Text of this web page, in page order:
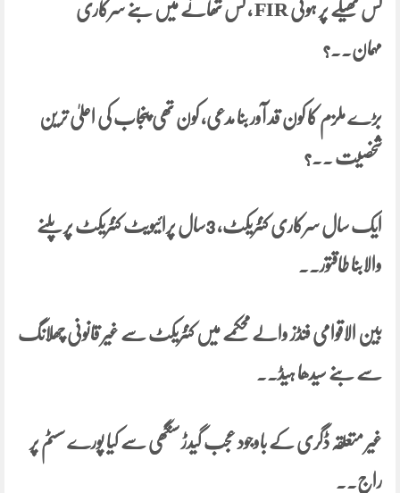
کس ٹھیکے پر ہوئی FIR ، کس تھانے میں بنے سرکاری
مہمان۔۔؟
بڑے ملزم کا کون قد آور بنا مدعی، کون تھی پنجاب کی اعلیٰ ترین
شخصیت ۔۔؟
ایک سال سرکاری کنٹریکٹ، 3سال پرائیویٹ کنٹریکٹ پر پلنے
والابنا طاقتور۔۔
بین الاقوامی فنڈز والے محکمے میں کنٹریکٹ سے غیر قانونی چھلانگ
سے بنے سیدھا ہیڈ۔۔
غیر متعلقہ ڈگری کے باوجود عجب گیدڑ سنگھی سے کیا پورے سسٹم پر
راج۔۔